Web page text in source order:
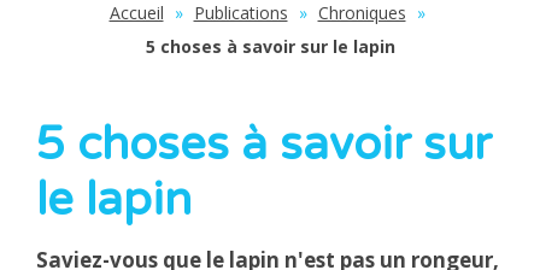
Accueil » Publications » Chroniques »
5 choses à savoir sur le lapin
5 choses à savoir sur
le lapin
Saviez-vous que le lapin n'est pas un rongeur,